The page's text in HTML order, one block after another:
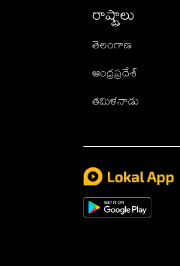
రాష్ట్రాలు
తెలంగాణ
ఆంధ్రప్రదేశ్
తమిళనాడు